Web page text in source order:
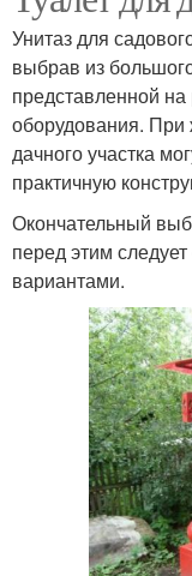
Унитаз для
выбрав из
представленной на
оборудования. При
дачного участка
практичную
Окончательный
перед этим
вариантами.